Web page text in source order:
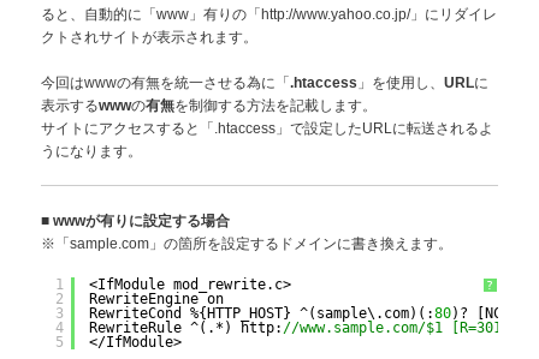
ると、自動的に「www」有りの「http://www.yahoo.co.jp/」にリダイレ
クトされサイトが表示されます。
今回はwwwの有無を統一させる為に「.htaccess 」を使用し、URLに
表示するwwwの有無を制御する方法を記載します。
サイトにアクセスすると「.htaccess」で設定したURLに転送されるよ
うになります。
■wwwが有りに設定する場合
※「sample.com」の箇所を設定するドメインに書き換えます。
?
1
2
3
4
5
<IfModule mod_rewrite.c>
RewriteEngine on
RewriteCond %{HTTP_HOST} ^(sample\.com)(:80)? [NC]
RewriteRule ^(.*) http: //www.sample.com/$1 [R=301,L]
</IfModule>